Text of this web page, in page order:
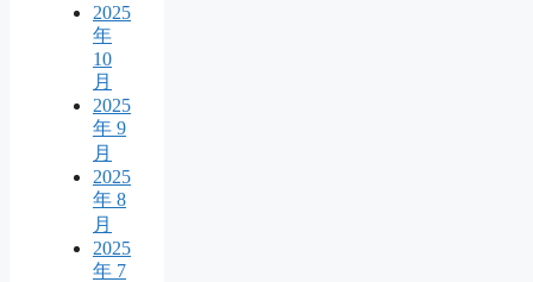
2025
年
10
月
2025
年 9
月
2025
年 8
月
2025
年 7